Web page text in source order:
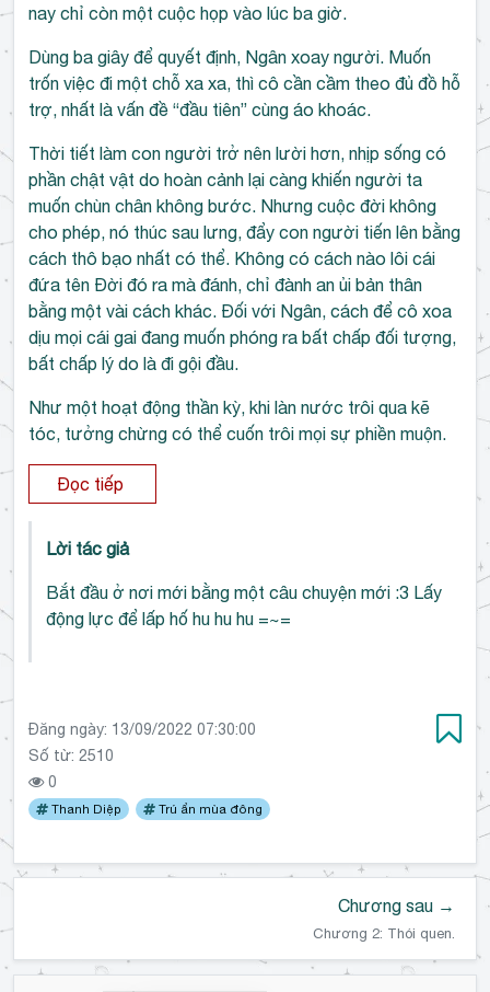
nay chỉ còn một cuộc họp vào lúc ba giờ.
Dùng ba giây để quyết định, Ngân xoay người. Muốn
trốn việc đi một chỗ xa xa, thì cô cần cầm theo đủ đồ hỗ
trợ, nhất là vấn đề “đầu tiên” cùng áo khoác.
Thời tiết làm con người trở nên lười hơn, nhịp sống có
phần chật vật do hoàn cảnh lại càng khiến người ta
muốn chùn chân không bước. Nhưng cuộc đời không
cho phép, nó thúc sau lưng, đẩy con người tiến lên bằng
cách thô bạo nhất có thể. Không có cách nào lôi cái
đứa tên Đời đó ra mà đánh, chỉ đành an ủi bản thân
bằng một vài cách khác. Đối với Ngân, cách để cô xoa
dịu mọi cái gai đang muốn phóng ra bất chấp đối tượng,
bất chấp lý do là đi gội đầu.
Như một hoạt động thần kỳ, khi làn nước trôi qua kẽ
tóc, tưởng chừng có thể cuốn trôi mọi sự phiền muộn.
Đọc tiếp
Lời tác giả
Bắt đầu ở nơi mới bằng một câu chuyện mới :3 Lấy
động lực để lấp hố hu hu hu =~=
Đăng ngày: 13/09/2022 07:30:00
Số từ: 2510
0
Thanh Diệp Trú ẩn mùa đông
Chương sau →
Chương 2: Thói quen.